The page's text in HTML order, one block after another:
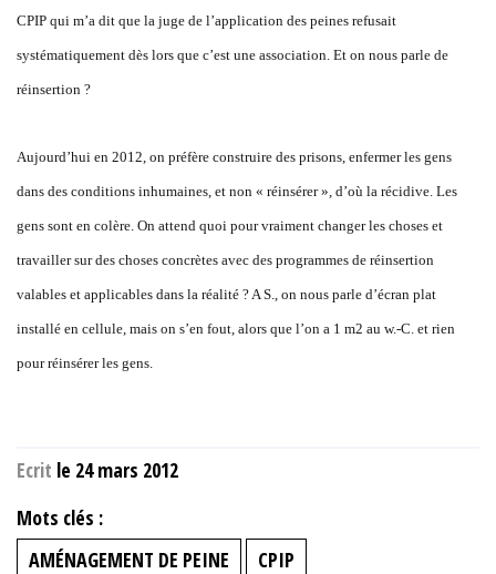
CPIP qui m’a dit que la juge de l’application des peines refusait
systématiquement dès lors que c’est une association. Et on nous parle de
réinsertion ?
Aujourd’hui en 2012, on préfère construire des prisons, enfermer les gens
dans des conditions inhumaines, et non « réinsérer », d’où la récidive. Les
gens sont en colère. On attend quoi pour vraiment changer les choses et
travailler sur des choses concrètes avec des programmes de réinsertion
valables et applicables dans la réalité ? A S., on nous parle d’écran plat
installé en cellule, mais on s’en fout, alors que l’on a 1 m2 au w.-C. et rien
pour réinsérer les gens.
Ecrit le 24 mars 2012
Mots clés :
AMÉNAGEMENT DE PEINE
CPIP